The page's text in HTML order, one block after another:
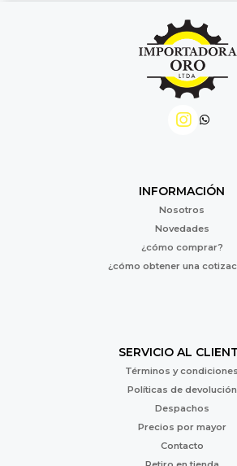
INFORMACIÓN
Nosotros
Novedades
¿cómo comprar?
¿cómo obtener una
SERVICIO AL
Términos y condiciones
Políticas de devolución
Despachos
Precios por mayor
Contacto